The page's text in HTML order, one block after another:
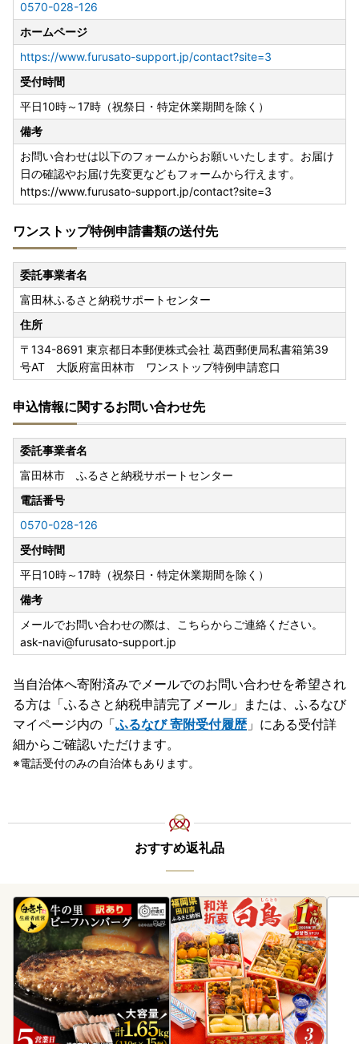
0570-028-126
ホームページ
https://www.furusato-support.jp/contact?site=3
受付時間
平日10時～17時（祝祭日・特定休業期間を除く）
備考
お問い合わせは以下のフォームからお願いいたします。お届け
日の確認やお届け先変更などもフォームから行えます。
https://www.furusato-support.jp/contact?site=3
ワンストップ特例申請書類の送付先
委託事業者名
富田林ふるさと納税サポートセンター
住所
〒134-8691 東京都日本郵便株式会社 葛西郵便局私書箱第39
号AT 大阪府富田林市 ワンストップ特例申請窓口
申込情報に関するお問い合わせ先
委託事業者名
富田林市 ふるさと納税サポートセンター
電話番号
0570-028-126
受付時間
平日10時～17時（祝祭日・特定休業期間を除く）
備考
メールでお問い合わせの際は、こちらからご連絡ください。
ask-navi@furusato-support.jp
当自治体へ寄附済みでメールでのお問い合わせを希望され
る方は「ふるさと納税申請完了メール」 または、ふるなび
マイページ内の「ふるなび 寄附受付履歴」にある受付詳
細からご確認いただけます。
電話受付のみの自治体もあります。
おすすめ返礼品